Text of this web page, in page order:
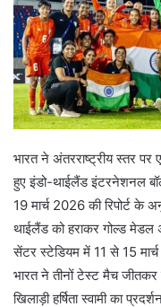
भारत ने अंतरराष्ट्रीय स्तर
हुए इंडो-थाईलैंड इंटरनेशनल
19 मार्च 2026 की रिपोर्ट के
थाईलैंड को हराकर गोल्ड मेडल
सेंटर स्टेडियम में 11 से 15
भारत ने तीनों टेस्ट मैच जीतकर
खिलाड़ी हर्षिता स्वामी का